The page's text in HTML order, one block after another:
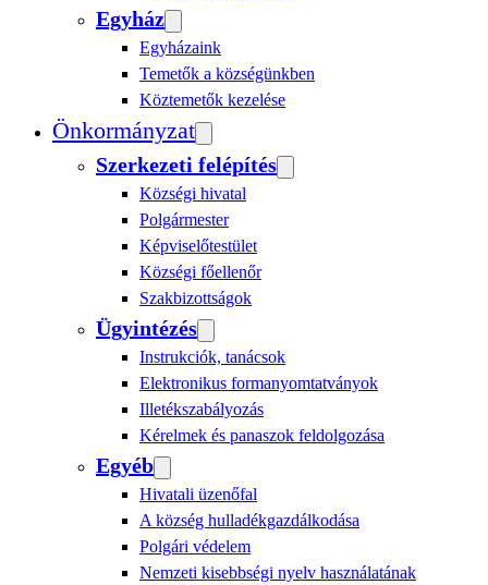
Egyház
Egyházaink
Temetők a községünkben
Köztemetők kezelése
Önkormányzat
Szerkezeti felépítés
Községi hivatal
Polgármester
Képviselőtestület
Községi főellenőr
Szakbizottságok
Ügyintézés
Instrukciók, tanácsok
Elektronikus formanyomtatványok
Illetékszabályozás
Kérelmek és panaszok feldolgozása
Egyéb
Hivatali üzenőfal
A község hulladékgazdálkodása
Polgári védelem
Nemzeti kisebbségi nyelv használatának